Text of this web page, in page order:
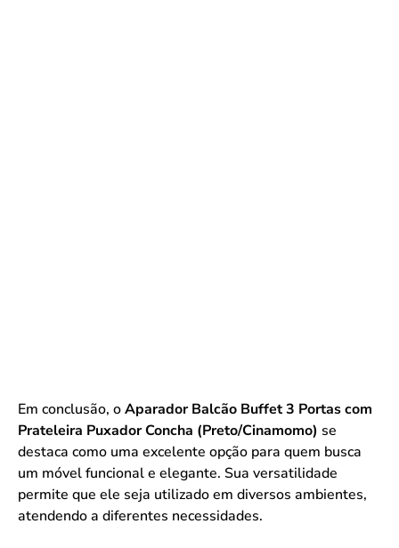
Em conclusão, oAparador Balcão Buffet 3 Portas com
Prateleira Puxador Concha (Preto/Cinamomo) se
destaca como uma excelente opção para quem busca
um móvel funcional e elegante. Sua versatilidade
permite que ele seja utilizado em diversos ambientes,
atendendo a diferentes necessidades.